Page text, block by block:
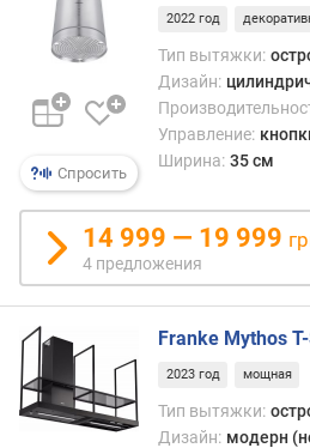
л
ь
н
о
с
ь
(
о
т
в
о
д
м
к
с
Спросить
2022 год
Тип вытяжки:
Дизайн:
Управление:
Ширина: 35 см
14 999 — 19 999
4 предложения
Franke Mythos
2023 год мощная
Тип вытяжки:
Дизайн: модерн